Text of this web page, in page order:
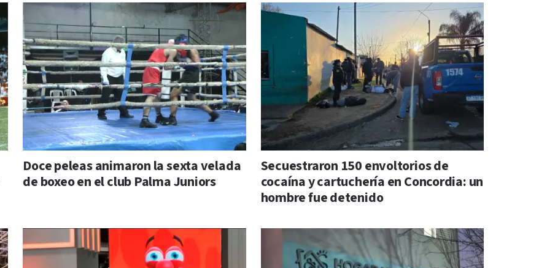
Doce peleas animaron la sexta velada
de boxeo en el club Palma Juniors
Secuestraron 150 envoltorios de
cocaína y cartuchería en Concordia: un
hombre fue detenido